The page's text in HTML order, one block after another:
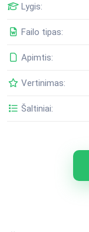
Lygis:
Failo tipas:
Apimtis:
Vertinimas:
Šaltiniai: